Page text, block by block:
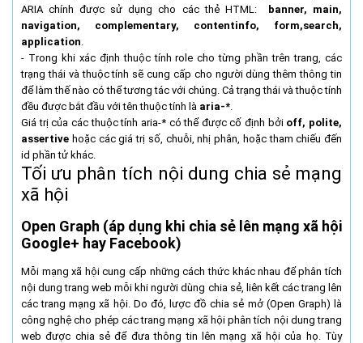
ARIA chính được sử dụng cho các thẻ HTML: banner, main,
navigation, complementary, contentinfo, form,search,
application
- Trong khi xác định thuộc tính role cho từng phần trên trang, các
trạng thái và thuộc tính sẽ cung cấp cho người dùng thêm thông tin
để làm thế nào có thể tương tác với chúng. Cả trạng thái và thuộc tính
đều được bắt đầu với tên thuộc tính là aria-*
Giá trị của các thuộc tính aria-* có thể được cố định bởi off, polite,
assertive hoặc các giá trị số, chuỗi, nhị phân, hoặc tham chiếu đến
id phần tử khác.
Tối ưu phân tích nội dung chia sẻ mạng
xã hội
Open Graph (áp dụng khi chia sẻ lên mạng xã hội
Google+ hay Facebook)
Mỗi mạng xã hội cung cấp những cách thức khác nhau để phân tích
nội dung trang web mỗi khi người dùng chia sẻ, liên kết các trang lên
các trang mạng xã hội. Do đó, lược đồ chia sẻ mở (Open Graph) là
công nghệ cho phép các trang mạng xã hội phân tích nội dung trang
web được chia sẻ để đưa thông tin lên mạng xã hội của họ. Tùy